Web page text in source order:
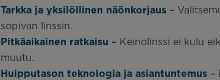
Tarkka ja yksilöllinen näönkorjaus–
sopivan linssin.
Pitkäaikainen ratkaisu – Keinolinssi ei kulu
muutu.
Huipputason teknologia ja asiantuntemus–